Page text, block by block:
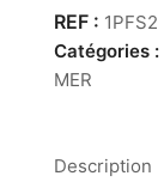
Fruit
of
the
1PFS2
Catégories :
MER
Description